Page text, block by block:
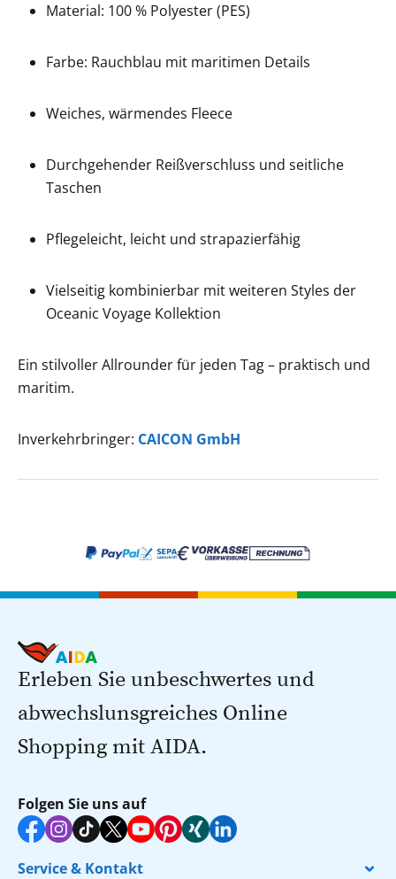
Material: 100 % Polyester (PES)
Farbe: Rauchblau mit maritimen Details
Weiches, wärmendes Fleece
Durchgehender Reißverschluss und seitliche
Taschen
Pflegeleicht, leicht und strapazierfähig
Vielseitig kombinierbar mit weiteren Styles der
Oceanic Voyage Kollektion
Ein stilvoller Allrounder für jeden Tag – praktisch und
maritim.
Inverkehrbringer: CAICON GmbH
Erleben Sie unbeschwertes und
abwechslunsgreiches Online
Shopping mit AIDA.
Folgen Sie uns auf
Service & Kontakt